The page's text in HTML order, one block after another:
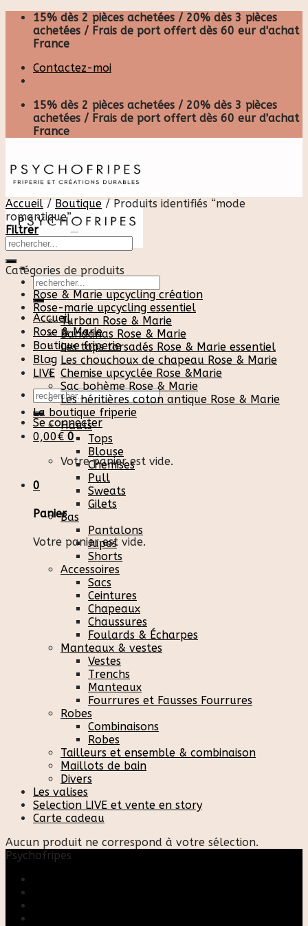
Skip
content
15% dès 2 pièces achetées / 20% dès 3 pièces
achetées / Frais de port offert dès 60 eur d'achat
France
Contactez-moi
15% dès 2 pièces achetées / 20% dès 3 pièces
achetées / Frais de port offert dès 60 eur d'achat
France
Recherche
pour :
Accueil
Rose & Marie
Boutique friperie
Blog
LIVE
Recherche
pour :
Se connecter
0,00€ 0
Votre panier est vide.
0
Panier
Votre panier est vide.
Accueil / Boutique /Produits identifiés “mode
romantique”
Filtrer
Catégories de produits
Rose & Marie upcycling création
Rose-marie upcycling essentiel
Turban Rose & Marie
Bandanas Rose & Marie
Les tops torsadés Rose & Marie essentiel
Les chouchoux de chapeau Rose & Marie
Chemise upcyclée Rose &Marie
Sac bohème Rose & Marie
Les héritières coton antique Rose & Marie
La boutique friperie
Hauts
Tops
Blouse
Chemises
Pull
Sweats
Gilets
Bas
Pantalons
Jupes
Shorts
Accessoires
Sacs
Ceintures
Chapeaux
Chaussures
Foulards & Écharpes
Manteaux & vestes
Vestes
Trenchs
Manteaux
Fourrures et Fausses Fourrures
Robes
Combinaisons
Robes
Tailleurs et ensemble & combinaison
Maillots de bain
Divers
Les valises
Selection LIVE et vente en story
Carte cadeau
Aucun produit ne correspond à votre sélection.
Psychofripes